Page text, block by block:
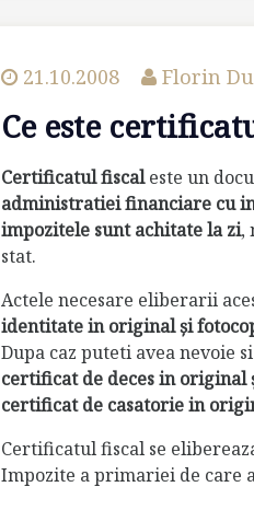
21.10.2008 Florin
Ce este
Certificatul fiscaleste un
administratiei financiare cu
impozitele sunt achitate la zi,
stat.
Actele necesare eliberarii
identitate in original şi
Dupa caz puteti avea nevoie
certificat de deces in
certificat de casatorie in
Certificatul fiscal se
Impozite a primariei de care